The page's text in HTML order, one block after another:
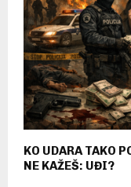
KO UDARA TAKO
NE KAŽEŠ: UĐI?